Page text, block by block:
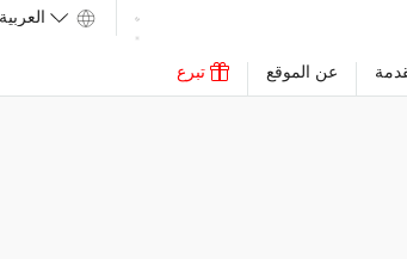
عن الموقع تبرع